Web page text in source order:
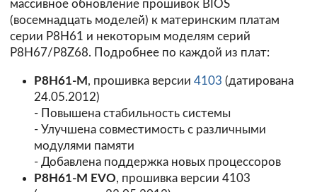
массивное обновление прошивок BIOS
(восемнадцать моделей) к материнским платам
серии P8H61 и некоторым моделям серий
P8H67/P8Z68. Подробнее по каждой из плат:
P8H61-M , прошивка версии 4103 (датирована
24.05.2012)
- Повышена стабильность системы
- Улучшена совместимость с различными
модулями памяти
- Добавлена поддержка новых процессоров
P8H61-M EVO, прошивка версии 4103